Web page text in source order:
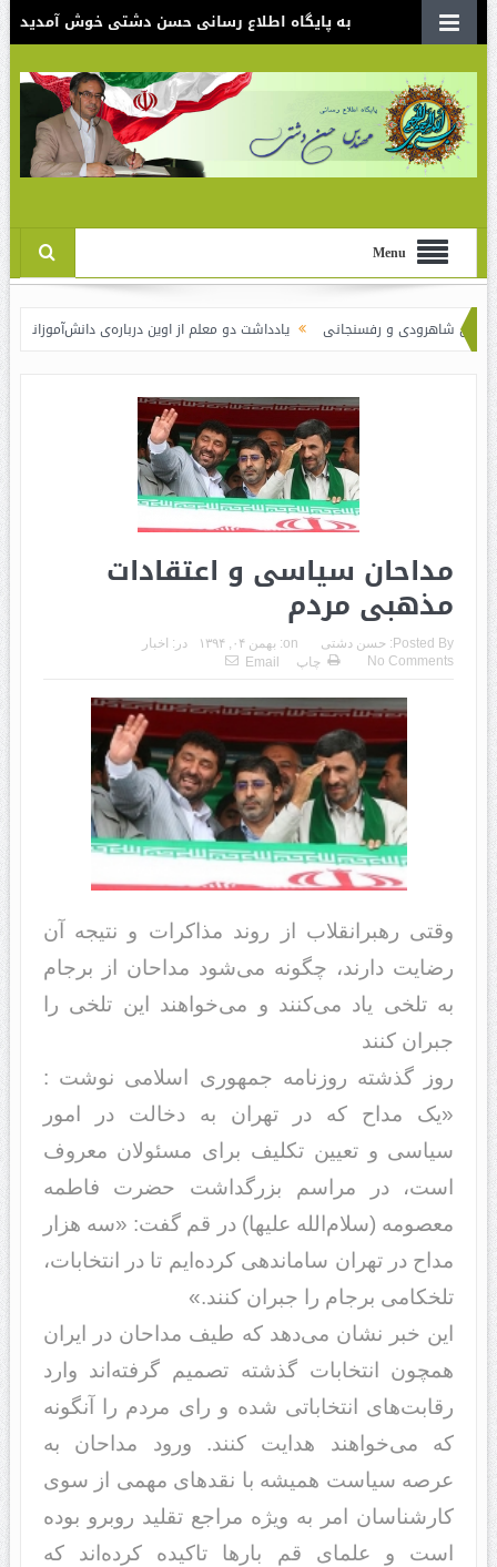
به پایگاه اطلاع رسانی حسن دشتی خوش آمدید
Menu
و رفسنجانی یادداشت دو معلم از اوین درباره‌ی دانش‌آموزانی که سوختند
مداحان سیاسی و اعتقادات
مذهبی مردم
Posted By: حسن دشتی on: بهمن ۰۴, ۱۳۹۴ در: اخبار
No Comments
چاپ Email
وقتی رهبرانقلاب از روند مذاکرات و نتیجه آن
رضایت دارند، چگونه می‌شود مداحان از برجام
به تلخی یاد می‌کنند و می‌خواهند این تلخی را
جبران کنند
روز گذشته روزنامه جمهوری اسلامی نوشت :
«یک مداح که در تهران به دخالت در امور
سیاسی و تعیین تکلیف برای مسئولان معروف
است، در مراسم بزرگداشت حضرت فاطمه
معصومه (سلام‌الله علیها) در قم گفت: «سه هزار
مداح در تهران ساماندهی کرده‌ایم تا در انتخابات،
تلخکامی برجام را جبران کنند.»
این خبر نشان می‌‎دهد که طیف مداحان در ایران
همچون انتخابات گذشته تصمیم گرفته‌اند وارد
رقابت‌های انتخاباتی شده و رای مردم را آنگونه
که می‌خواهند هدایت کنند. ورود مداحان به
عرصه سیاست همیشه با نقدهای مهمی از سوی
کارشناسان امر به ویژه مراجع تقلید روبرو بوده
است و علمای قم بارها تاکیده کرده‌اند که